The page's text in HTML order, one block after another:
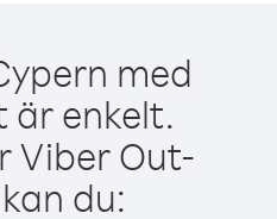
med
är enkelt.
Viber Out-
du: